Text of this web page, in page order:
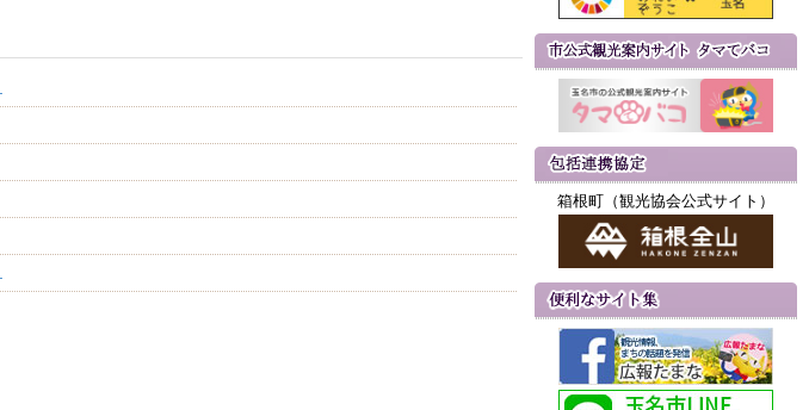
箱根町（観光協会公式サイト）